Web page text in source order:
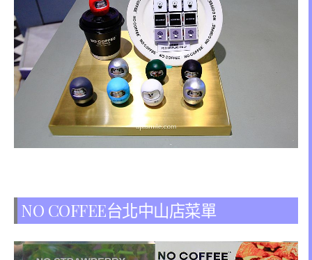
NO COFFEE台北中山店菜單